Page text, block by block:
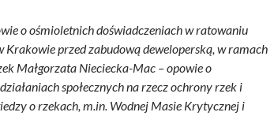
o ośmioletnich doświadczeniach w ratowaniu
Krakowie przed zabudową deweloperską, w ramach
Małgorzata Nieciecka-Mac – opowie o
społecznych na rzecz ochrony rzek i
o rzekach, m.in. Wodnej Masie Krytycznej i